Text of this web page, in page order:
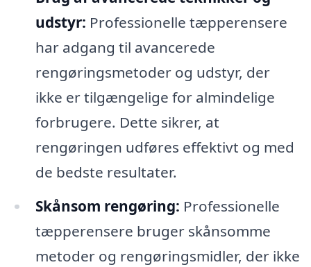
udstyr: Professionelle tæpperensere
har adgang til avancerede
rengøringsmetoder og udstyr, der
ikke er tilgængelige for almindelige
forbrugere. Dette sikrer, at
rengøringen udføres effektivt og med
de bedste resultater.
Skånsom rengøring: Professionelle
tæpperensere bruger skånsomme
metoder og rengøringsmidler, der ikke